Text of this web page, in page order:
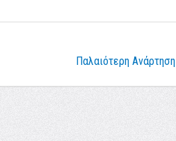
Παλαιότερη Ανάρτηση